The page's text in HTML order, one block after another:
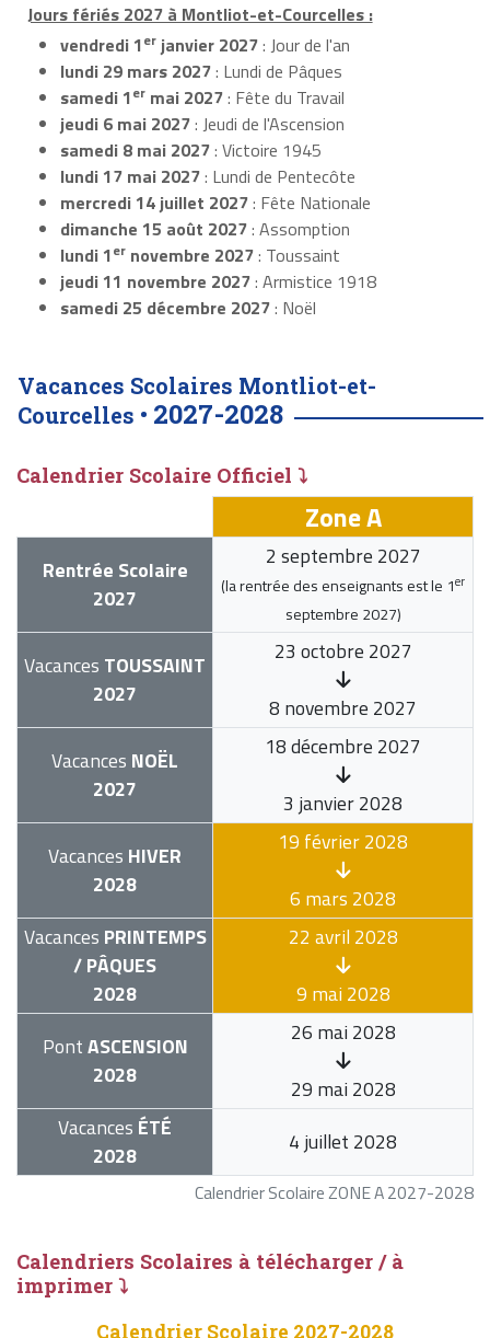
Jours fériés 2027 à Montliot-et-Courcelles :
vendredi 1er janvier 2027: Jour de l'an
lundi 29 mars 2027: Lundi de Pâques
samedi 1er mai 2027: Fête du Travail
jeudi 6 mai 2027: Jeudi de l'Ascension
samedi 8 mai 2027: Victoire 1945
lundi 17 mai 2027: Lundi de Pentecôte
mercredi 14 juillet 2027: Fête Nationale
dimanche 15 août 2027: Assomption
lundi 1er novembre 2027: Toussaint
jeudi 11 novembre 2027: Armistice 1918
samedi 25 décembre 2027: Noël
Vacances Scolaires Montliot-et-
Courcelles • 2027-2028
Calendrier Scolaire Officiel ⤵
Calendrier Scolaire ZONE A 2027-2028
Zone A
Rentrée Scolaire
2027
2 septembre 2027
(la rentrée des enseignants est le 1er
septembre 2027)
Vacances TOUSSAINT
2027
23 octobre 2027
8 novembre 2027
Vacances NOËL
2027
18 décembre 2027
3 janvier 2028
Vacances HIVER
2028
19 février 2028
6 mars 2028
Vacances PRINTEMPS
/ PÂQUES
2028
22 avril 2028
9 mai 2028
PontASCENSION
2028
26 mai 2028
29 mai 2028
Vacances ÉTÉ
2028
4 juillet 2028
Calendriers Scolaires à télécharger / à
imprimer ⤵
Calendrier Scolaire 2027-2028